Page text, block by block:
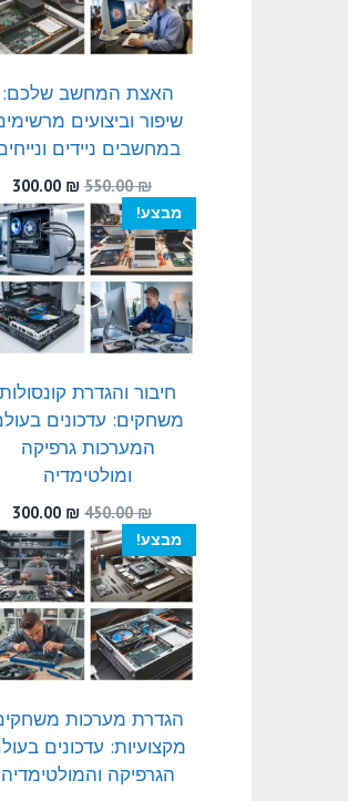
האצת המחשב שלכם:
שיפור וביצועים
במחשבים ניידים
550.00₪
המחיר
המקורי
היה:
550.00 ₪.
300.00 ₪
₪.
מבצע!
חיבור והגדרת קונסולות
משחקים: עדכונים
המערכות גרפיקה
ומולטימדיה
450.00₪
המחיר
המקורי
היה:
450.00 ₪.
300.00 ₪
₪.
מבצע!
הגדרת מערכות
מקצועיות: עדכונים
הגרפיקה והמולטימדיה